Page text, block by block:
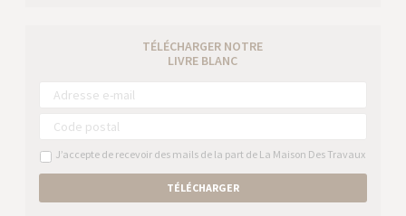
TÉLÉCHARGER NOTRE
LIVRE BLANC
J’accepte de recevoir des mails de la part de La Maison Des Travaux
TÉLÉCHARGER